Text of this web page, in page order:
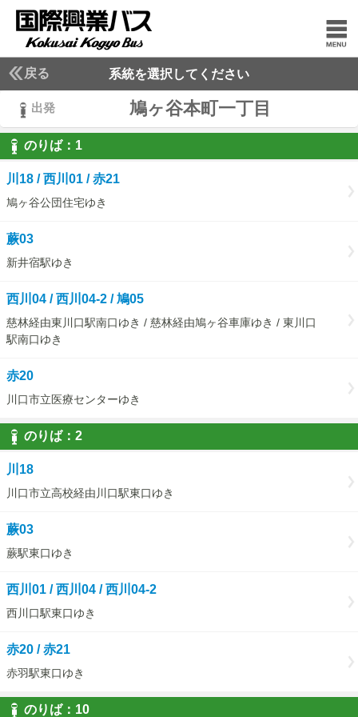
戻る 系統を選択してください
出発 鳩ヶ谷本町一丁目
のりば： 1
1
川18 / 西川01 / 赤21
鳩ヶ谷公団住宅ゆき
蕨03
新井宿駅ゆき
西川04 / 西川04-2 / 鳩05
慈林経由東川口駅南口ゆき / 慈林経由鳩ヶ谷車庫ゆき / 東川口
駅南口ゆき
赤20
川口市立医療センターゆき
のりば： 2
2
川18
川口市立高校経由川口駅東口ゆき
蕨03
蕨駅東口ゆき
西川01 / 西川04 / 西川04-2
西川口駅東口ゆき
赤20 / 赤21
赤羽駅東口ゆき
のりば： 10